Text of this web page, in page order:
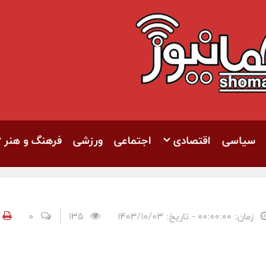
سیاسی اقتصادی اجتماعی ورزشی فرهنگ و هنر
زمان: ۰۰:۰۰:۰۰ - تاریخ: ۱۴۰۳/۱۰/۰۳ 0